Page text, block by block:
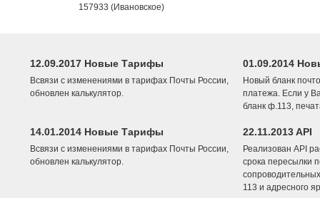
157933 (Ивановское)
12.09.2017 Новые Тарифы
Всвязи с изменениями в тарифах Почты России,
обновлен калькулятор.
01.09.2014
Новый бланк
платежа. Если у
бланк ф.113,
14.01.2014 Новые Тарифы
Всвязи с изменениями в тарифах Почты России,
обновлен калькулятор.
22.11.2013 API
Реализован API
срока пересылки
113 и адресного